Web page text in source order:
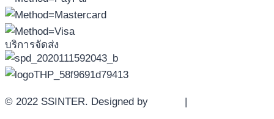
บริการจัดส่ง
© 2022 SSINTER. Designed by |